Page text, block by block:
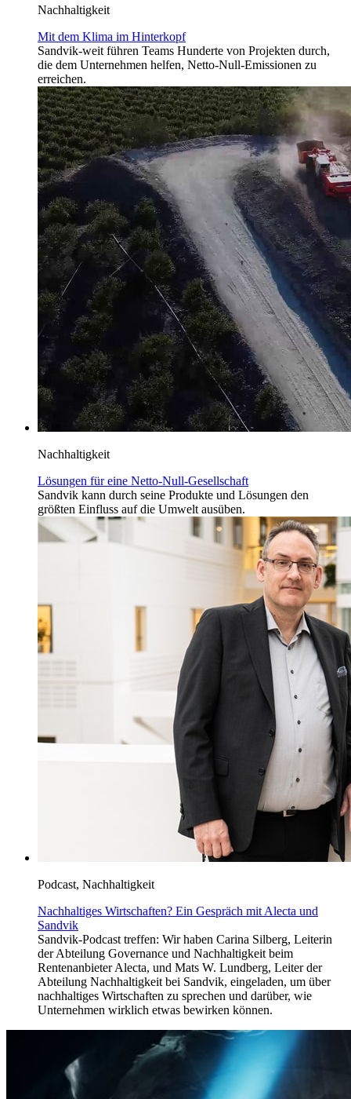
Nachhaltigkeit
Mit dem Klima im Hinterkopf
Sandvik-weit führen Teams Hunderte von Projekten durch,
die dem Unternehmen helfen, Netto-Null-Emissionen zu
erreichen.
Nachhaltigkeit
Lösungen für eine Netto-Null-Gesellschaft
Sandvik kann durch seine Produkte und Lösungen den
größten Einfluss auf die Umwelt ausüben.
Podcast, Nachhaltigkeit
Nachhaltiges Wirtschaften? Ein Gespräch mit Alecta und
Sandvik
Sandvik-Podcast treffen: Wir haben Carina Silberg, Leiterin
der Abteilung Governance und Nachhaltigkeit beim
Rentenanbieter Alecta, und Mats W. Lundberg, Leiter der
Abteilung Nachhaltigkeit bei Sandvik, eingeladen, um über
nachhaltiges Wirtschaften zu sprechen und darüber, wie
Unternehmen wirklich etwas bewirken können.